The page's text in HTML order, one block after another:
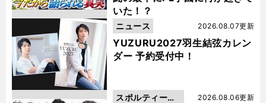
いた！？
YUZURU2027羽生結弦カレン
ダー 予約受付中！
2026.08.07更新
ニュース
2026.08.06更新
スポルティーバ